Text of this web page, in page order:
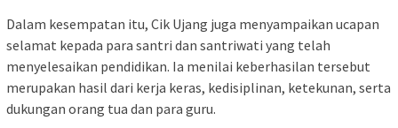
Dalam kesempatan itu, Cik Ujang juga menyampaikan ucapan
selamat kepada para santri dan santriwati yang telah
menyelesaikan pendidikan. Ia menilai keberhasilan tersebut
merupakan hasil dari kerja keras, kedisiplinan, ketekunan, serta
dukungan orang tua dan para guru.